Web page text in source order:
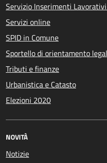
Servizio Inserimenti Lavorativi
Servizi online
SPID in Comune
Sportello di orientamento
Tributi e finanze
Urbanistica e Catasto
Elezioni 2020
NOVITÀ
Notizie